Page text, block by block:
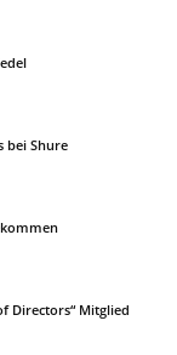
bei Shure
Directors“ Mitglied